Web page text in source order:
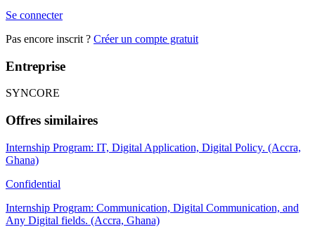
Se connecter
Pas encore inscrit ? Créer un compte gratuit
Entreprise
SYNCORE
Offres similaires
Internship Program: IT, Digital Application, Digital Policy. (Accra,
Ghana)
Confidential
Internship Program: Communication, Digital Communication, and
Any Digital fields. (Accra, Ghana)